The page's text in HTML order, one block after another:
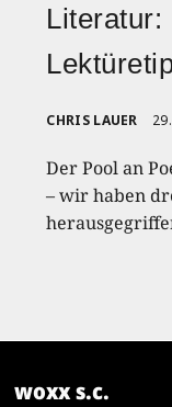
Literatur:
CHRIS LAUER
Der Pool an
– wir haben
woxx s.c.